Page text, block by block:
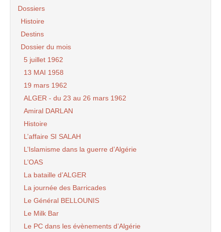
Dossiers
Histoire
Destins
Dossier du mois
5 juillet 1962
13 MAI 1958
19 mars 1962
ALGER - du 23 au 26 mars 1962
Amiral DARLAN
Histoire
L’affaire SI SALAH
L’Islamisme dans la guerre d’Algérie
L’OAS
La bataille d’ALGER
La journée des Barricades
Le Général BELLOUNIS
Le Milk Bar
Le PC dans les évènements d’Algérie